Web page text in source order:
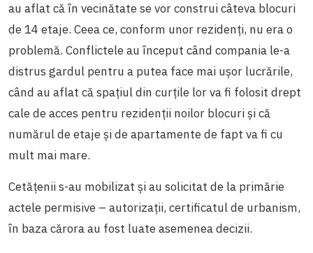
au aflat că în vecinătate se vor construi câteva blocuri
de 14 etaje. Ceea ce, conform unor rezidenți, nu era o
problemă. Conflictele au început când compania le-a
distrus gardul pentru a putea face mai ușor lucrările,
când au aflat că spațiul din curțile lor va fi folosit drept
cale de acces pentru rezidenții noilor blocuri și că
numărul de etaje și de apartamente de fapt va fi cu
mult mai mare.
Cetățenii s-au mobilizat și au solicitat de la primărie
actele permisive – autorizații, certificatul de urbanism,
în baza cărora au fost luate asemenea decizii.